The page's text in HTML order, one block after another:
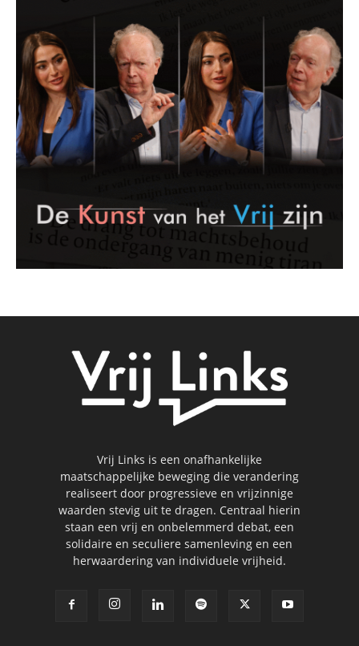
Vrij Links is een onafhankelijke
maatschappelijke beweging die verandering
realiseert door progressieve en vrijzinnige
waarden stevig uit te dragen. Centraal hierin
staan een vrij en onbelemmerd debat, een
solidaire en seculiere samenleving en een
herwaardering van individuele vrijheid.